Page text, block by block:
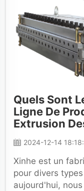
Quels Sont
Ligne De
Extrusion
Carbone Par
Production
PVC ?
2024-12-14
Xinhe est un
pour divers
aujourd'hui,